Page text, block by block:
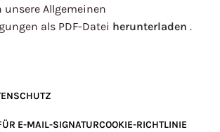
Allgemeinen
als PDF-Datei herunterladen .
E-MAIL-SIGNATURCOOKIE-RICHTLINIE